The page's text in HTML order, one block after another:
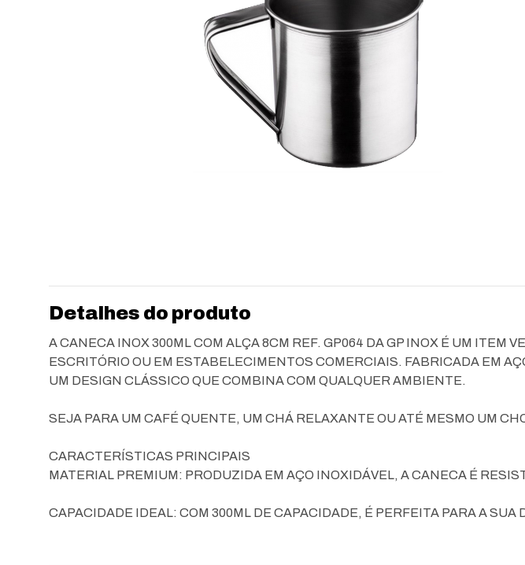
Detalhes do produto
A CANECA INOX 300ML COM ALÇA 8CM REF. GP064 DA GP INOX É UM ITEM
ESCRITÓRIO OU EM ESTABELECIMENTOS COMERCIAIS. FABRICADA EM
UM DESIGN CLÁSSICO QUE COMBINA COM QUALQUER AMBIENTE.
SEJA PARA UM CAFÉ QUENTE, UM CHÁ RELAXANTE OU ATÉ MESMO UM
CARACTERÍSTICAS PRINCIPAIS
MATERIAL PREMIUM: PRODUZIDA EM AÇO INOXIDÁVEL, A CANECA É
CAPACIDADE IDEAL: COM 300ML DE CAPACIDADE, É PERFEITA PARA A SUA